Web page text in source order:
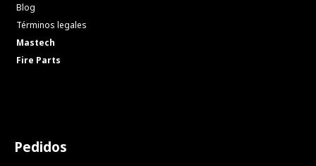
Blog
Términos legales
Mastech
Fire Parts
Pedidos